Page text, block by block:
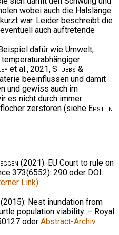
wobei auch die Halslänge
war. Leider beschreibt die
auch auftretende
dafür wie Umwelt,
et al., 2021, Stubbs &
beeinflussen und damit
und gewiss auch im
es nicht durch immer
zerstören (siehe Epstein
(2021): EU Court to rule on
373(6552): 290 oder DOI:
Link).
(2015): Nest inundation from
population viability. – Royal
oder Abstract-Archiv.